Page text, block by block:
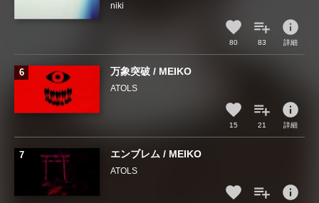
niki
80 83
info
詳細
万象突破 / MEIKO
ATOLS
15 21
info
詳細
エンブレム / MEIKO
ATOLS
info